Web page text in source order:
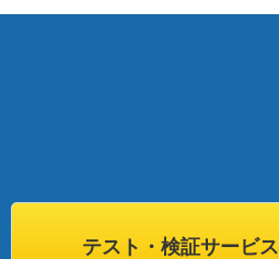
テスト・検証サービス